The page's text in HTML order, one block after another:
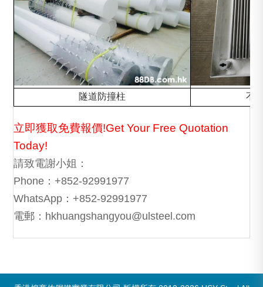
隧道防撞柱 不
立即獲取免費報價!Get Your Free Quotation
Today!
請致電謝小姐：
Phone：+852-92991977
WhatsApp：+852-92991977
電郵：hkhuangshangyou@ulsteel.com